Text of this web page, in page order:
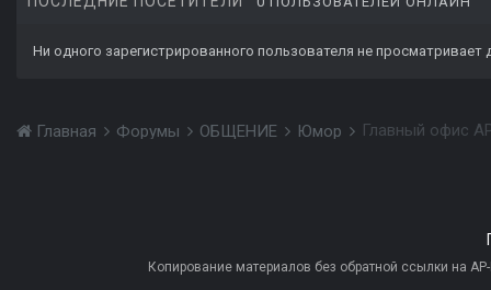
Ни одного зарегистрированного пользователя не просматривает
Главная Форумы ОБЩЕНИЕ Юмор Главный офис
Копирование материалов без обратной ссылки на